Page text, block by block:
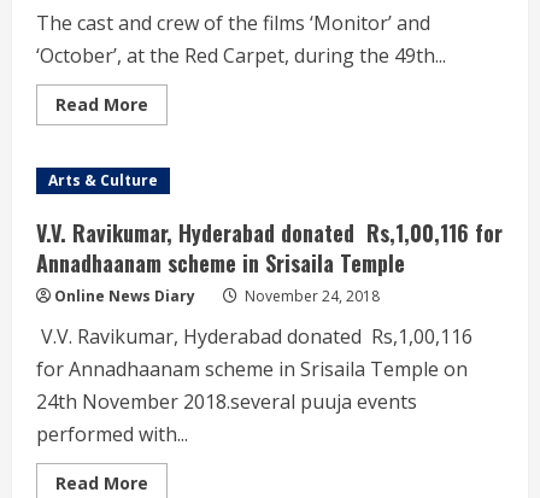
The cast and crew of the films ‘Monitor’ and
‘October’, at the Red Carpet, during the 49th...
Read More
more
cast
and
the
films
‘Monitor’
and
‘October’
Arts & Culture
V.V. Ravikumar, Hyderabad donated Rs,1,00,116 for
Annadhaanam scheme in Srisaila Temple
Online News Diary November 24, 2018
V.V. Ravikumar, Hyderabad donated Rs,1,00,116
for Annadhaanam scheme in Srisaila Temple on
24th November 2018.several puuja events
performed with...
Read More